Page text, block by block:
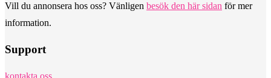
Vill du annonsera hos oss? Vänligen besök den här sidan för mer
information.
Support
kontakta oss